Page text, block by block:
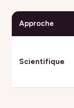
Approche
Scientifique